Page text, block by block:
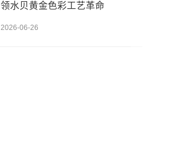
领水贝黄金色彩工艺革命
2026-06-26